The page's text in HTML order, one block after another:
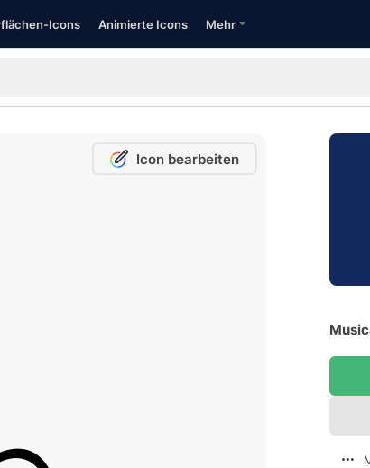
Icons Animierte Icons Mehr
Icon bearbeiten